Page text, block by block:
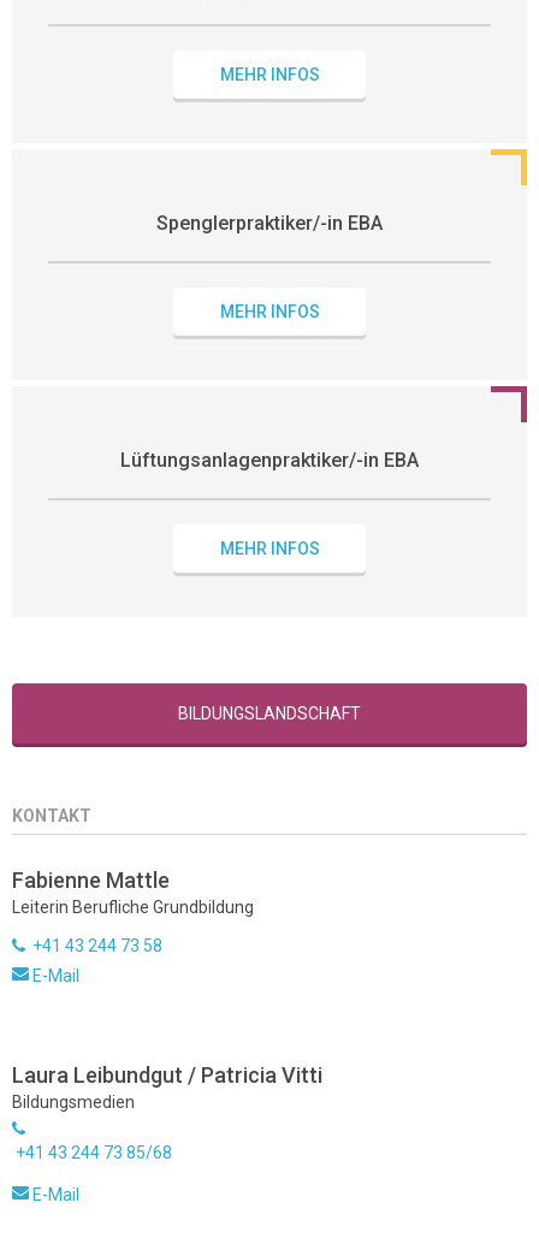
MEHR INFOS
Spenglerpraktiker/-in EBA
MEHR INFOS
Lüftungsanlagenpraktiker/-in EBA
MEHR INFOS
BILDUNGSLANDSCHAFT
KONTAKT
Fabienne Mattle
Leiterin Berufliche Grundbildung
+41 43 244 73 58
E-Mail
Laura Leibundgut / Patricia Vitti
Bildungsmedien
+41 43 244 73 85/68
E-Mail